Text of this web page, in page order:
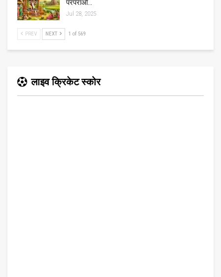
परंपराओं…
Jul 28, 2025
PREV NEXT 1 of 569
लाइव क्रिकेट स्कोर